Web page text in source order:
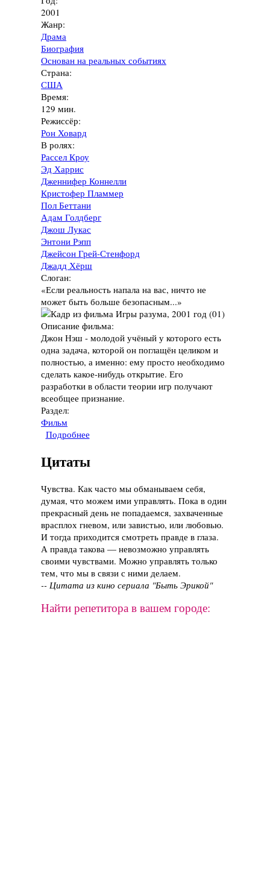
2001
Жанр:
Драма
Биография
Основан на реальных событиях
Страна:
США
Время:
129 мин.
Режиссёр:
Рон Ховард
В ролях:
Рассел Кроу
Эд Харрис
Дженнифер Коннелли
Кристофер Пламмер
Пол Беттани
Адам Голдберг
Джош Лукас
Энтони Рэпп
Джейсон Грей-Стенфорд
Джадд Хёрш
Слоган:
«Если реальность напала на вас, ничто не
может быть больше безопасным...»
Описание фильма:
Джон Нэш - молодой учёный у которого есть
одна задача, которой он поглащён целиком и
полностью, а именно: ему просто необходимо
сделать какое-нибудь открытие. Его
разработки в области теории игр получают
всеобщее признание.
Раздел:
Фильм
Подробнее
Цитаты
Чувства. Как часто мы обманываем себя,
думая, что можем ими управлять. Пока в один
прекрасный день не попадаемся, захваченные
врасплох гневом, или завистью, или любовью.
И тогда приходится смотреть правде в глаза.
А правда такова — невозможно управлять
своими чувствами. Можно управлять только
тем, что мы в связи с ними делаем.
-- Цитата из кино сериала "Быть Эрикой"
Найти репетитора в вашем городе: